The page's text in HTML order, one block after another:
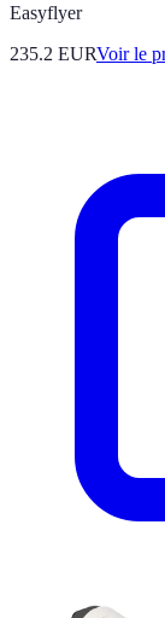
Easyflyer
235.2 EURVoir le